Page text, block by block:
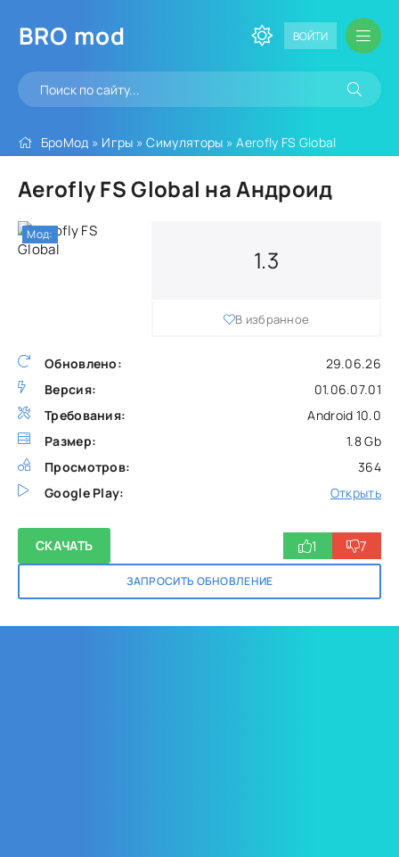
BRO mod ВОЙТИ
БроМод » Игры »Симуляторы » Aerofly FS Global
Aerofly FS Global на Андроид
Обновлено:
29.06.26
Версия:
01.06.07.01
Требования:
Android 10.0
Размер:
1.8 Gb
Просмотров:
364
Google Play:
Открыть
1.3
В избранное
СКАЧАТЬ
ЗАПРОСИТЬ ОБНОВЛЕНИЕ
1 7
Мод: